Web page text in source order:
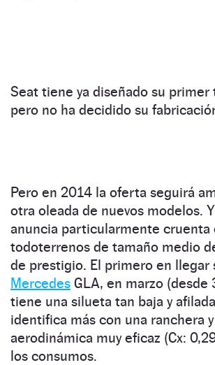
Seat tiene ya diseñado su
pero no ha decidido su
Pero en 2014 la oferta seguirá
otra oleada de nuevos modelos.
anuncia particularmente cruenta
todoterrenos de tamaño medio
de prestigio. El primero en llegar
Mercedes GLA, en marzo (desde
tiene una silueta tan baja y
identifica más con una ranchera
aerodinámica muy eficaz (Cx:
los consumos.